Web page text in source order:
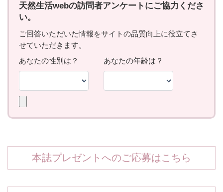
本誌プレゼントへのご応募はこちら